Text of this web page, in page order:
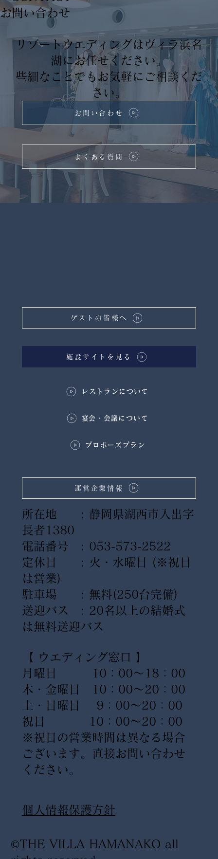
©THE VILLA HAMANAKO all
所在地 : 静岡県湖西市入出字
長者1380
電話番号 : 053-573-2522
定休日 : 火・水曜日
(※祝日
は営業)
駐車場 : 無料(250台完備)
送迎バス : 20名以上の結婚式
は無料送迎バス
​個人情報保護方針
【 ウエディング窓口 】
月曜日 10：00〜18：00
木・金曜日 10：00〜20：00
土・日曜日 9：00〜20：00
祝日 10：00〜20：00
※祝日の営業時間は異なる場合
ございます。直接お問い合わせ
ください。
施設サイトを見る
ゲストの皆様へ
運営企業情報
​宴会・会議について
プロポーズプラン
レストランについて
リゾートウエディングはヴィラ浜名
湖にお任せください。
些細なことでもお気軽にご相談くだ
さい。
よくある質問
お問い合わせ
​お問い合わせ